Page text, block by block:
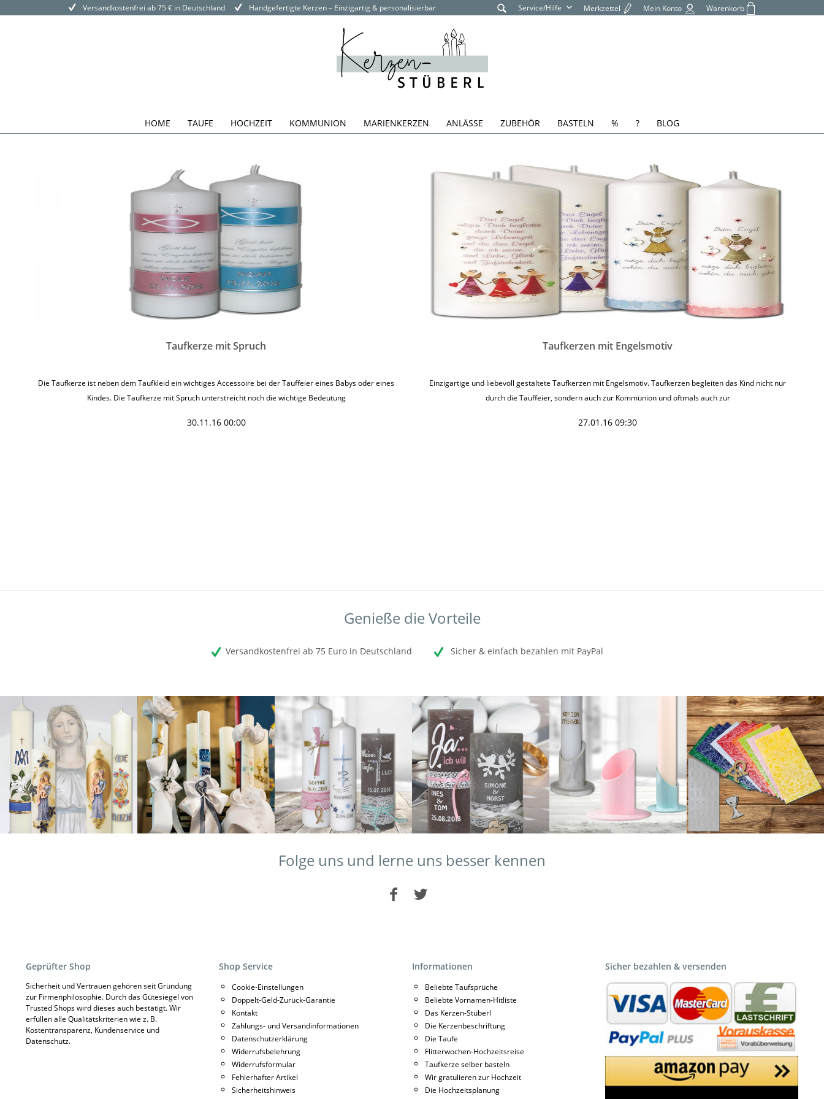
Versandkostenfrei ab 75 € in Deutschland Handgefertigte Kerzen – Einzigartig & personalisierbar Service/Hilfe Merkzettel Mein Konto Warenkorb
HOME TAUFE HOCHZEIT KOMMUNION MARIENKERZEN ANLÄSSE ZUBEHÖR BASTELN % ? BLOG
Taufkerze mit Spruch
Die Taufkerze ist neben dem Taufkleid ein wichtiges Accessoire bei der Tauffeier eines Babys oder eines
Kindes. Die Taufkerze mit Spruch unterstreicht noch die wichtige Bedeutung
30.11.16 00:00
Taufkerzen mit Engelsmotiv
Einzigartige und liebevoll gestaltete Taufkerzen mit Engelsmotiv. Taufkerzen begleiten das Kind nicht nur
durch die Tauffeier, sondern auch zur Kommunion und oftmals auch zur
27.01.16 09:30
Genieße die Vorteile
Versandkostenfrei ab 75 Euro in Deutschland Sicher & einfach bezahlen mit PayPal
Folge uns und lerne uns besser kennen
Geprüfter Shop
Sicherheit und Vertrauen gehören seit Gründung
zur Firmenphilosophie. Durch das Gütesiegel von
Trusted Shops wird dieses auch bestätigt. Wir
erfüllen alle Qualitätskriterien wie z. B.
Kostentransparenz, Kundenservice und
Datenschutz.
Shop Service
Cookie-Einstellungen
Doppelt-Geld-Zurück-Garantie
Kontakt
Zahlungs- und Versandinformationen
Datenschutzerklärung
Widerrufsbelehrung
Widerrufsformular
Fehlerhafter Artikel
Sicherheitshinweis
Informationen
Beliebte Taufsprüche
Beliebte Vornamen-Hitliste
Das Kerzen-Stüberl
Die Kerzenbeschriftung
Die Taufe
Flitterwochen-Hochzeitsreise
Taufkerze selber basteln
Wir gratulieren zur Hochzeit
Die Hochzeitsplanung
Sicher bezahlen & versenden